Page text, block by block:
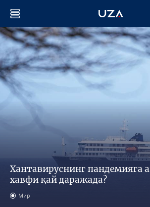
Хантавируснинг пандемияга
хавфи қай даражада?
Мир